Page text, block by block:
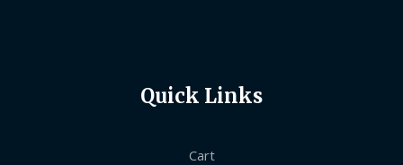
Quick Links
Cart